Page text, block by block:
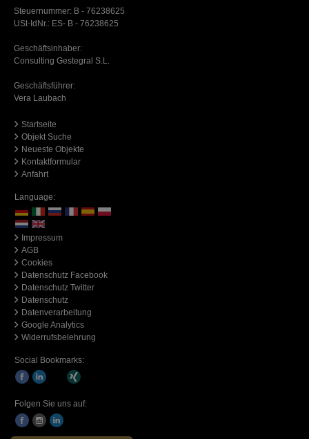
Steuernummer: B - 76238625
USt-IdNr.: ES- B - 76238625
Geschäftsinhaber:
Consulting Gestegral S.L.
Geschäftsführer:
Vera Laubach
Startseite
Objekt Suche
Neueste Objekte
Kontaktformular
Anfahrt
Language:
Impressum
AGB
Cookies
Datenschutz Facebook
Datenschutz Twitter
Datenschutz
Datenverarbeitung
Google Analytics
Widerrufsbelehrung
Social Bookmarks:
Folgen Sie uns auf: